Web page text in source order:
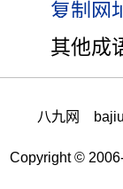
其他成
八九网
Copyright ©